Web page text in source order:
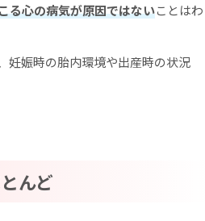
る心の病気が原因ではないことはわ
妊娠時の胎内環境や出産時の状況
んど